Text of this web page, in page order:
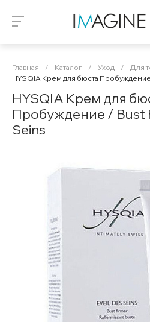
Главная / Каталог / Уход / Для
HYSQIA Крем для бюста
HYSQIA Крем для
Пробуждение / Bust
Seins